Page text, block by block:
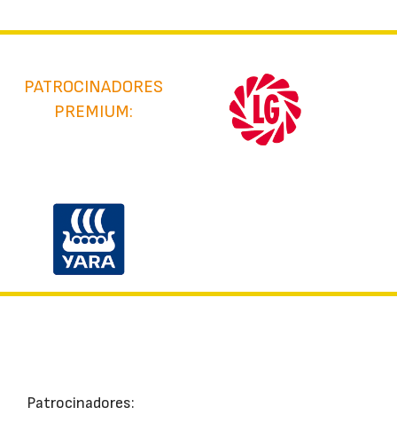
PATROCINADORES
PREMIUM:
Patrocinadores: